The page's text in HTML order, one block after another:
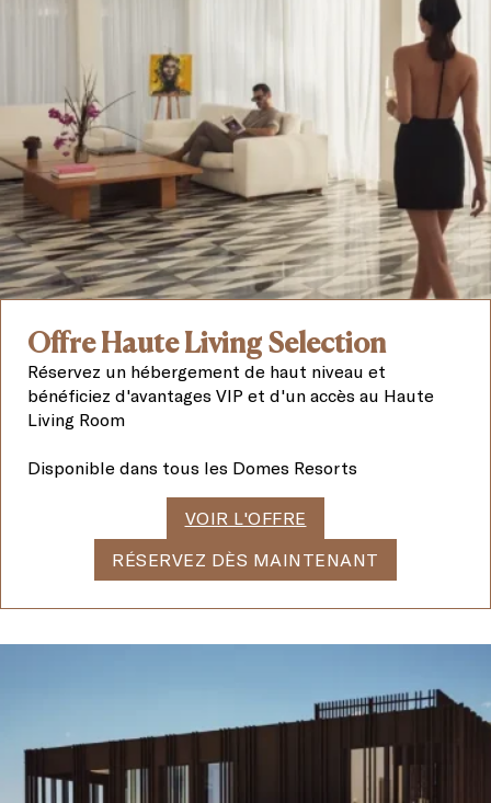
Offre Haute Living Selection
Réservez un hébergement de haut niveau et
bénéficiez d'avantages VIP et d'un accès au Haute
Living Room
Disponible dans tous les Domes Resorts
VOIR L'OFFRE
RÉSERVEZ DÈS MAINTENANT